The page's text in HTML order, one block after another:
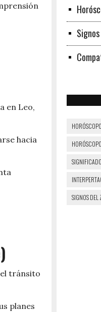
en Leo,
hacia
tránsito
planes
HORÓSCOPO
SIGNOS DEL